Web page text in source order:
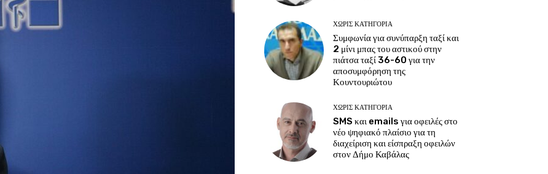
ΧΩΡΊΣ ΚΑΤΗΓΟΡΊΑ
Συμφωνία για συνύπαρξη ταξί και
2 μίνι μπας του αστικού στην
πιάτσα ταξί 36-60 για την
αποσυμφόρηση της
Κουντουριώτου
ΧΩΡΊΣ ΚΑΤΗΓΟΡΊΑ
SMS και emails για οφειλές στο
νέο ψηφιακό πλαίσιο για τη
διαχείριση και είσπραξη οφειλών
στον Δήμο Καβάλας